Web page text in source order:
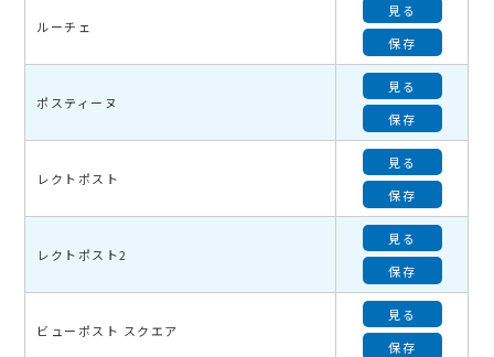
ルーチェ
見る
保存
ポスティーヌ
見る
保存
レクトポスト
見る
保存
レクトポスト2
見る
保存
ビューポスト スクエア
見る
保存